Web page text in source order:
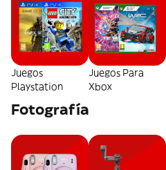
Juegos
Playstation
Juegos Para
Xbox
Fotografía